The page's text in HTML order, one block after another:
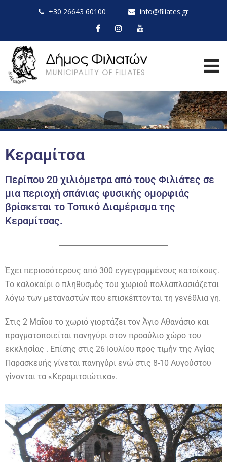
+30 26643 60100 info@filiates.gr
Κεραμίτσα
Περίπου 20 χιλιόμετρα από τους Φιλιάτες σε
μια περιοχή σπάνιας φυσικής ομορφιάς
βρίσκεται το Τοπικό Διαμέρισμα της
Κεραμίτσας. ​
Έχει περισσότερους από 300 εγγεγραμμένους κατοίκους.
Το καλοκαίρι ο πληθυσμός του χωριού πολλαπλασιάζεται
λόγω των μεταναστών που επισκέπτονται τη γενέθλια γη.
Στις 2 Μαΐου το χωριό γιορτάζει τον Άγιο Αθανάσιο και
πραγματοποιείται πανηγύρι στον προαύλιο χώρο του
εκκλησίας . Επίσης στις 26 Ιουλίου προς τιμήν της Αγίας
Παρασκευής γίνεται πανηγύρι ενώ στις 8-10 Αυγούστου
γίνονται τα «Κεραμιτσιώτικα».